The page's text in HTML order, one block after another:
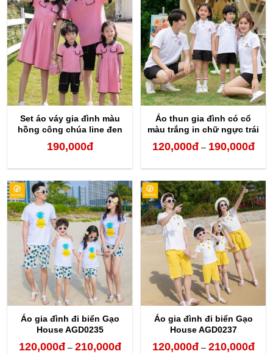
đến
210,000đ
đến
Set áo váy gia đình màu
hồng công chúa line đen
190,000đ
Áo thun gia đình có cổ
màu trắng in chữ ngực trái
120,000đ – 190,000đ
từ
đến
Áo gia đình đi biển Gạo
House AGD0235
120,000đ – 210,000đKhoảng
Áo gia đình đi biển Gạo
House AGD0237
120,000đ – 210,000đ